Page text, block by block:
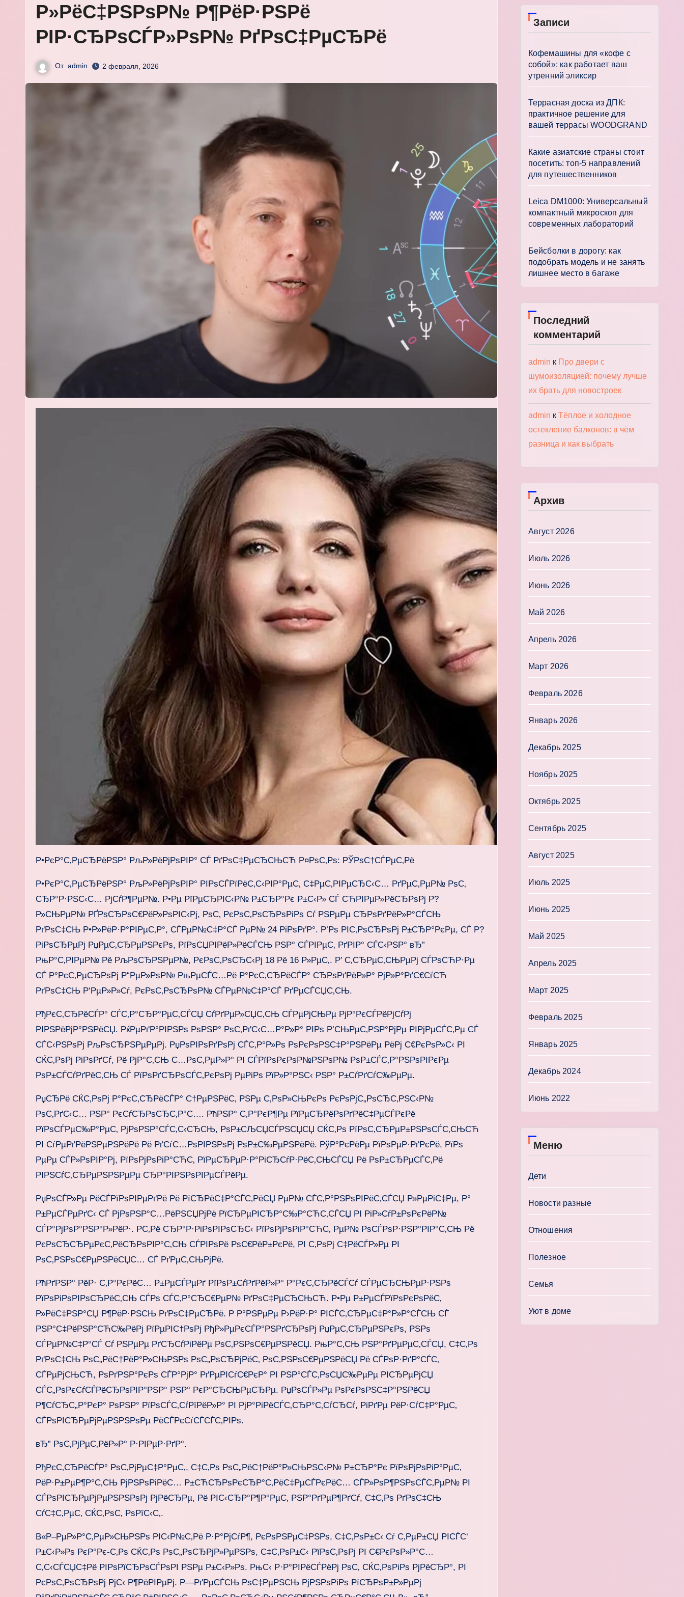
Р»РёС‡РЅРѕР№ Р¶РёР·РЅРё
РІР·СЂРѕСЃР»РѕР№ РґРѕС‡РµСЂРё
От admin 2 февраля, 2026
Р•РєР°С‚РµСЂРёРЅР° РљР»РёРјРѕРІР° СЃ РґРѕС‡РµСЂСЊСЋ Р¤РѕС‚Рѕ: РЎРѕС†СЃРµС‚Рё
Р•РєР°С‚РµСЂРёРЅР° РљР»РёРјРѕРІР° РІРѕСЃРїРёС‚С‹РІР°РµС‚ С‡РµС‚РІРµСЂС‹С… РґРµС‚РµР№ РѕС‚
СЂР°Р·РЅС‹С… РјСѓР¶РµР№. Р•Рµ РїРµСЂРІС‹Р№ Р±СЂР°Рє Р±С‹Р» СЃ СЋРІРµР»РёСЂРѕРј Р?
Р»СЊРµР№ РҐРѕСЂРѕС€РёР»РѕРІС‹Рј, РѕС‚ РєРѕС‚РѕСЂРѕРіРѕ Сѓ РЅРµРµ СЂРѕРґРёР»Р°СЃСЊ
РґРѕС‡СЊ Р•Р»РёР·Р°РІРµС‚Р°, СЃРµР№С‡Р°СЃ РµР№ 24 РіРѕРґР°. Р’Рѕ РІС‚РѕСЂРѕРј Р±СЂР°РєРµ, СЃ Р?
РіРѕСЂРµРј РџРµС‚СЂРµРЅРєРѕ, РїРѕСЏРІРёР»РёСЃСЊ РЅР° СЃРІРµС‚ РґРІР° СЃС‹РЅР° вЂ”
РњР°С‚РІРµР№ Рё РљРѕСЂРЅРµР№, РєРѕС‚РѕСЂС‹Рј 18 Рё 16 Р»РµС‚. Р’ С‚СЂРµС‚СЊРµРј СЃРѕСЋР·Рµ
СЃ Р°РєС‚РµСЂРѕРј Р“РµР»РѕР№ РњРµСЃС…Рё Р°РєС‚СЂРёСЃР° СЂРѕРґРёР»Р° РјР»Р°РґС€СѓСЋ
РґРѕС‡СЊ Р‘РµР»Р»Сѓ, РєРѕС‚РѕСЂРѕР№ СЃРµР№С‡Р°СЃ РґРµСЃСЏС‚СЊ.
РђРєС‚СЂРёСЃР° СЃС‚Р°СЂР°РµС‚СЃСЏ СѓРґРµР»СЏС‚СЊ СЃРµРјСЊРµ РјР°РєСЃРёРјСѓРј
РІРЅРёРјР°РЅРёСЏ. РќРµРґР°РІРЅРѕ РѕРЅР° РѕС‚РґС‹С…Р°Р»Р° РІРѕ Р’СЊРµС‚РЅР°РјРµ РІРјРµСЃС‚Рµ СЃ
СЃС‹РЅРѕРј РљРѕСЂРЅРµРµРј. РџРѕРІРѕРґРѕРј СЃС‚Р°Р»Рѕ РѕРєРѕРЅС‡Р°РЅРёРµ РёРј С€РєРѕР»С‹ РІ
СЌС‚РѕРј РіРѕРґСѓ, Рё РјР°С‚СЊ С…РѕС‚РµР»Р° РІ СЃРїРѕРєРѕР№РЅРѕР№ РѕР±СЃС‚Р°РЅРѕРІРєРµ
РѕР±СЃСѓРґРёС‚СЊ СЃ РїРѕРґСЂРѕСЃС‚РєРѕРј РµРіРѕ РїР»Р°РЅС‹ РЅР° Р±СѓРґСѓС‰РµРµ.
РџСЂРё СЌС‚РѕРј Р°РєС‚СЂРёСЃР° С†РµРЅРёС‚ РЅРµ С‚РѕР»СЊРєРѕ РєРѕРјС„РѕСЂС‚РЅС‹Р№
РѕС‚РґС‹С… РЅР° РєСѓСЂРѕСЂС‚Р°С…. РћРЅР° С‚Р°РєР¶Рµ РїРµСЂРёРѕРґРёС‡РµСЃРєРё
РїРѕСЃРµС‰Р°РµС‚ РјРѕРЅР°СЃС‚С‹СЂСЊ, РѕР±СЉСЏСЃРЅСЏСЏ СЌС‚Рѕ РїРѕС‚СЂРµР±РЅРѕСЃС‚СЊСЋ
РІ СѓРµРґРёРЅРµРЅРёРё Рё РґСѓС…РѕРІРЅРѕРј РѕР±С‰РµРЅРёРё. РўР°РєРёРµ РїРѕРµР·РґРєРё, РїРѕ
РµРµ СЃР»РѕРІР°Рј, РїРѕРјРѕРіР°СЋС‚ РїРµСЂРµР·Р°РіСЂСѓР·РёС‚СЊСЃСЏ Рё РѕР±СЂРµСЃС‚Рё
РІРЅСѓС‚СЂРµРЅРЅРµРµ СЂР°РІРЅРѕРІРµСЃРёРµ.
РџРѕСЃР»Рµ РёСЃРїРѕРІРµРґРё Рё РїСЂРёС‡Р°СЃС‚РёСЏ РµР№ СЃС‚Р°РЅРѕРІРёС‚СЃСЏ Р»РµРіС‡Рµ, Р°
Р±РµСЃРµРґС‹ СЃ РјРѕРЅР°С…РёРЅСЏРјРё РїСЂРµРІСЂР°С‰Р°СЋС‚СЃСЏ РІ РіР»СѓР±РѕРєРёР№
СЃР°РјРѕР°РЅР°Р»РёР·. Р­С‚Рё СЂР°Р·РіРѕРІРѕСЂС‹ РїРѕРјРѕРіР°СЋС‚ РµР№ РѕСЃРѕР·РЅР°РІР°С‚СЊ Рё
РєРѕСЂСЂРµРєС‚РёСЂРѕРІР°С‚СЊ СЃРІРѕРё РѕС€РёР±РєРё, РІ С‚РѕРј С‡РёСЃР»Рµ РІ
РѕС‚РЅРѕС€РµРЅРёСЏС… СЃ РґРµС‚СЊРјРё.
РћРґРЅР° РёР· С‚Р°РєРёС… Р±РµСЃРµРґ РїРѕР±СѓРґРёР»Р° Р°РєС‚СЂРёСЃСѓ СЃРµСЂСЊРµР·РЅРѕ
РїРѕРіРѕРІРѕСЂРёС‚СЊ СЃРѕ СЃС‚Р°СЂС€РµР№ РґРѕС‡РµСЂСЊСЋ. Р•Рµ Р±РµСЃРїРѕРєРѕРёС‚
Р»РёС‡РЅР°СЏ Р¶РёР·РЅСЊ РґРѕС‡РµСЂРё. Р Р°РЅРµРµ Р›РёР·Р° РІСЃС‚СЂРµС‡Р°Р»Р°СЃСЊ СЃ
РЅР°С‡РёРЅР°СЋС‰РёРј РїРµРІС†РѕРј РђР»РµРєСЃР°РЅРґСЂРѕРј РџРµС‚СЂРµРЅРєРѕ, РЅРѕ
СЃРµР№С‡Р°СЃ Сѓ РЅРµРµ РґСЂСѓРіРёРµ РѕС‚РЅРѕС€РµРЅРёСЏ. РњР°С‚СЊ РЅР°РґРµРµС‚СЃСЏ, С‡С‚Рѕ
РґРѕС‡СЊ РѕС„РёС†РёР°Р»СЊРЅРѕ РѕС„РѕСЂРјРёС‚ РѕС‚РЅРѕС€РµРЅРёСЏ Рё СЃРѕР·РґР°СЃС‚
СЃРµРјСЊСЋ, РѕРґРЅР°РєРѕ СЃР°РјР° РґРµРІСѓС€РєР° РІ РЅР°СЃС‚РѕСЏС‰РµРµ РІСЂРµРјСЏ
СЃС„РѕРєСѓСЃРёСЂРѕРІР°РЅР° РЅР° РєР°СЂСЊРµСЂРµ. РџРѕСЃР»Рµ РѕРєРѕРЅС‡Р°РЅРёСЏ
Р¶СѓСЂС„Р°РєР° РѕРЅР° РїРѕСЃС‚СѓРїРёР»Р° РІ РјР°РіРёСЃС‚СЂР°С‚СѓСЂСѓ, РіРґРµ РёР·СѓС‡Р°РµС‚
СЃРѕРІСЂРµРјРµРЅРЅРѕРµ РёСЃРєСѓСЃСЃС‚РІРѕ.
вЂ” РѕС‚РјРµС‚РёР»Р° Р·РІРµР·РґР°.
РђРєС‚СЂРёСЃР° РѕС‚РјРµС‡Р°РµС‚, С‡С‚Рѕ РѕС„РёС†РёР°Р»СЊРЅС‹Р№ Р±СЂР°Рє РїРѕРјРѕРіР°РµС‚
РёР·Р±РµР¶Р°С‚СЊ РјРЅРѕРіРёС… Р±СЋСЂРѕРєСЂР°С‚РёС‡РµСЃРєРёС… СЃР»РѕР¶РЅРѕСЃС‚РµР№ РІ
СЃРѕРІСЂРµРјРµРЅРЅРѕРј РјРёСЂРµ, Рё РІС‹СЂР°Р¶Р°РµС‚ РЅР°РґРµР¶РґСѓ, С‡С‚Рѕ РґРѕС‡СЊ
СѓС‡С‚РµС‚ СЌС‚РѕС‚ РѕРїС‹С‚.
В«Р–РµР»Р°С‚РµР»СЊРЅРѕ РІС‹Р№С‚Рё Р·Р°РјСѓР¶, РєРѕРЅРµС‡РЅРѕ, С‡С‚РѕР±С‹ Сѓ С‚РµР±СЏ РІСЃС‘
Р±С‹Р»Рѕ РєР°Рє-С‚Рѕ СЌС‚Рѕ РѕС„РѕСЂРјР»РµРЅРѕ, С‡С‚РѕР±С‹ РїРѕС‚РѕРј РІ С€РєРѕР»Р°С…
С‚С‹СЃСЏС‡Рё РІРѕРїСЂРѕСЃРѕРІ РЅРµ Р±С‹Р»Рѕ. РњС‹ Р·Р°РІРёСЃРёРј РѕС‚ СЌС‚РѕРіРѕ РјРёСЂР°, РІ
РєРѕС‚РѕСЂРѕРј РјС‹ Р¶РёРІРµРј. Р—РґРµСЃСЊ РѕС‡РµРЅСЊ РјРЅРѕРіРѕ РїСЂРѕР±Р»РµРј
Записи
Кофемашины для «кофе с
собой»: как работает ваш
утренний эликсир
Террасная доска из ДПК:
практичное решение для
вашей террасы WOODGRAND
Какие азиатские страны стоит
посетить: топ-5 направлений
для путешественников
Leica DM1000: Универсальный
компактный микроскоп для
современных лабораторий
Бейсболки в дорогу: как
подобрать модель и не занять
лишнее место в багаже
Последний
комментарий
admin к Про двери с
шумоизоляцией: почему лучше
их брать для новостроек
admin к Тёплое и холодное
остекление балконов: в чём
разница и как выбрать
Архив
Август 2026
Июль 2026
Июнь 2026
Май 2026
Апрель 2026
Март 2026
Февраль 2026
Январь 2026
Декабрь 2025
Ноябрь 2025
Октябрь 2025
Сентябрь 2025
Август 2025
Июль 2025
Июнь 2025
Май 2025
Апрель 2025
Март 2025
Февраль 2025
Январь 2025
Декабрь 2024
Июнь 2022
Меню
Дети
Новости разные
Отношения
Полезное
Семья
Уют в доме